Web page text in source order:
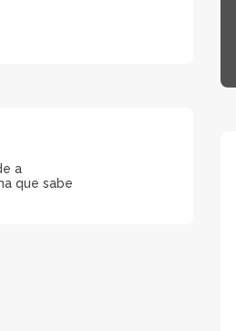
a
que sabe